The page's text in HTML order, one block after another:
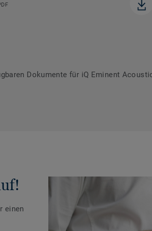
Dokumente für iQ Eminent
einen